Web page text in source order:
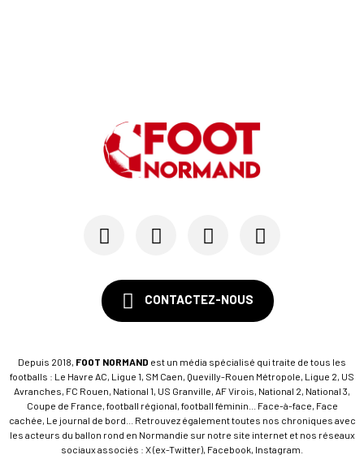
CONTACTEZ-NOUS
Depuis 2018, FOOT NORMAND est un média spécialisé qui traite de tous les
footballs : Le Havre AC, Ligue 1, SM Caen, Quevilly-Rouen Métropole, Ligue 2, US
Avranches, FC Rouen, National 1, US Granville, AF Virois, National 2, National 3,
Coupe de France, football régional, football féminin... Face-à-face, Face
cachée, Le journal de bord... Retrouvez également toutes nos chroniques avec
les acteurs du ballon rond en Normandie sur notre site internet et nos réseaux
sociaux associés : X (ex-Twitter), Facebook, Instagram.